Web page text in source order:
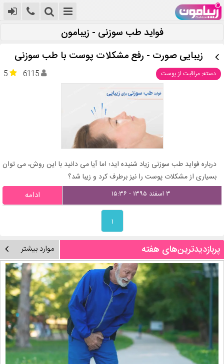
فواید طب سوزنی - زیبامون
زیبایی صورت - رفع مشکلات پوست با طب سوزنی
دسته: مراقبت از پوست 5 6115
درباره فواید طب سوزنی زیاد شنیده اید؛ اما آیا می دانید با این روش، می توان
بسیاری از مشکلات پوست را نیز برطرف کرد و زیبا شد؟
۳ اسفند ۱۳۹۵ - ۱۵:۳۶ ادامه
۱
پربازدیدترین‌های هفته موارد بیشتر